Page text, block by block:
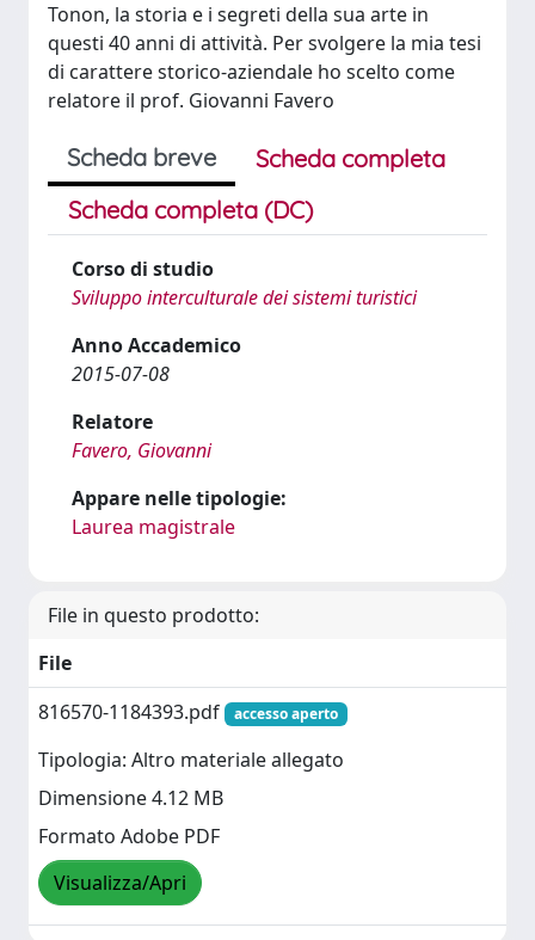
Tonon, la storia e i segreti della sua arte in
questi 40 anni di attività. Per svolgere la mia tesi
di carattere storico-aziendale ho scelto come
relatore il prof. Giovanni Favero
Scheda breve
Scheda completa
Scheda completa (DC)
Corso di studio
Sviluppo interculturale dei sistemi turistici
Anno Accademico
2015-07-08
Relatore
Favero, Giovanni
Appare nelle tipologie:
Laurea magistrale
File in questo prodotto:
File
816570-1184393.pdf
accesso aperto
Tipologia: Altro materiale allegato
Dimensione 4.12 MB
Formato Adobe PDF
Visualizza/Apri